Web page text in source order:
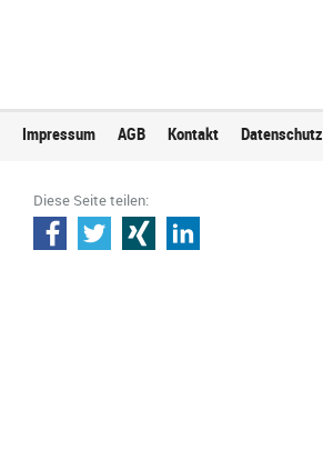
Impressum AGB Kontakt Datenschutz
Diese Seite teilen: